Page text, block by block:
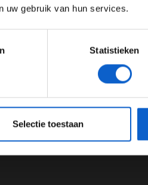
uw gebruik van hun services.
Statistieken
Selectie toestaan
pic.twitter.com/2rn7N22yqh
maar kan zijn setje
een negentiende tijd, zijn
dramatische weekend nog niet
24 JAAR OF
meer informatie over